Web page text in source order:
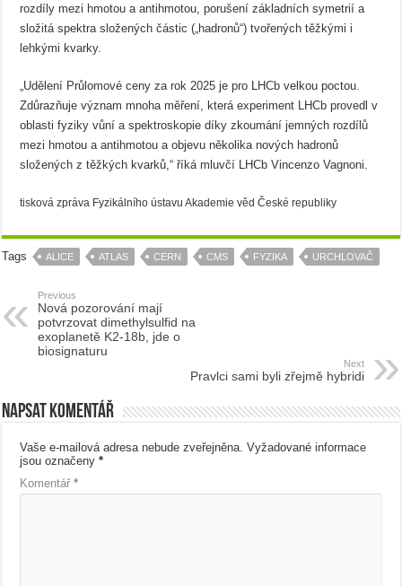
rozdíly mezi hmotou a antihmotou, porušení základních symetrií a
složitá spektra složených částic („hadronů“) tvořených těžkými i
lehkými kvarky.
„Udělení Průlomové ceny za rok 2025 je pro LHCb velkou poctou.
Zdůrazňuje význam mnoha měření, která experiment LHCb provedl v
oblasti fyziky vůní a spektroskopie díky zkoumání jemných rozdílů
mezi hmotou a antihmotou a objevu několika nových hadronů
složených z těžkých kvarků,“ říká mluvčí LHCb Vincenzo Vagnoni.
tisková zpráva Fyzikálního ústavu Akademie věd České republiky
Tags ALICE ATLAS CERN CMS FYZIKA URCHLOVAČ
Previous
Nová pozorování mají
potvrzovat dimethylsulfid na
exoplanetě K2-18b, jde o
biosignaturu
Next
Pravlci sami byli zřejmě hybridi
Napsat komentář
Vaše e-mailová adresa nebude zveřejněna. Vyžadované informace
jsou označeny*
Komentář*